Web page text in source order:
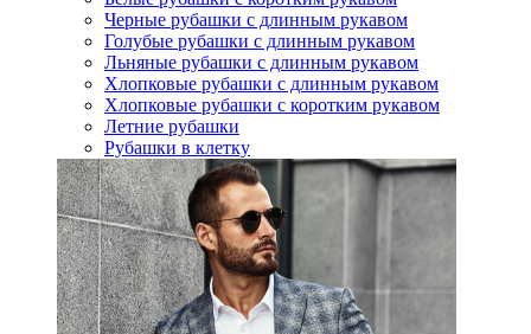
Черные рубашки с длинным рукавом
Голубые рубашки с длинным рукавом
Льняные рубашки с длинным рукавом
Хлопковые рубашки с длинным рукавом
Хлопковые рубашки с коротким рукавом
Летние рубашки
Рубашки в клетку